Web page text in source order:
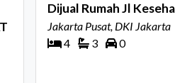
Dijual Rumah Jl
Jakarta Pusat, DKI Jakarta
4
3 0